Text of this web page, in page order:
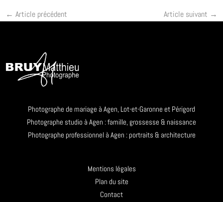
← Article précédent Article suivant →
Photographe de mariage à Agen, Lot-et-Garonne et Périgord
Photographe studio à Agen : famille, grossesse & naissance
Photographe professionnel à Agen : portraits & architecture
Mentions légales
Plan du site
Contact